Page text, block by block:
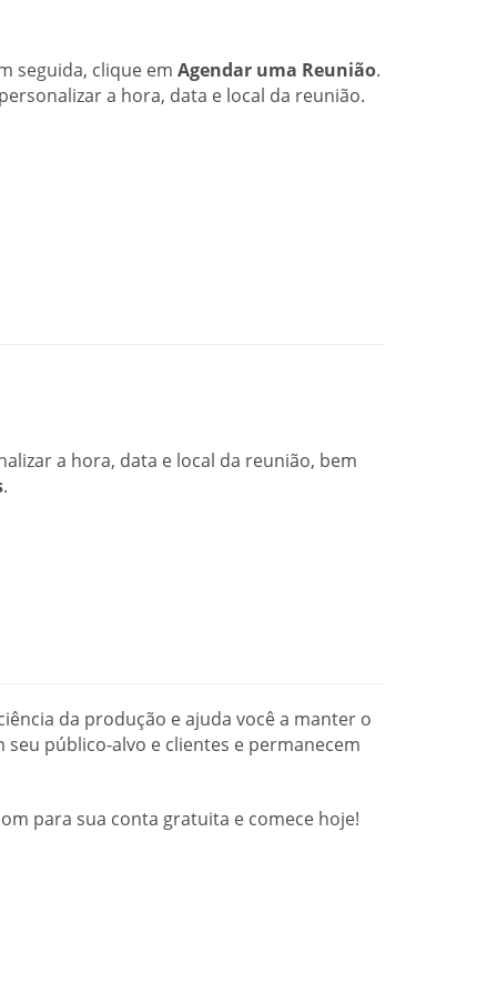
seguida, clique em Agendar uma Reunião.
a hora, data e local da reunião.
a hora, data e local da reunião, bem
.
da produção e ajuda você a manter o
público-alvo e clientes e permanecem
para sua conta gratuita e comece hoje!